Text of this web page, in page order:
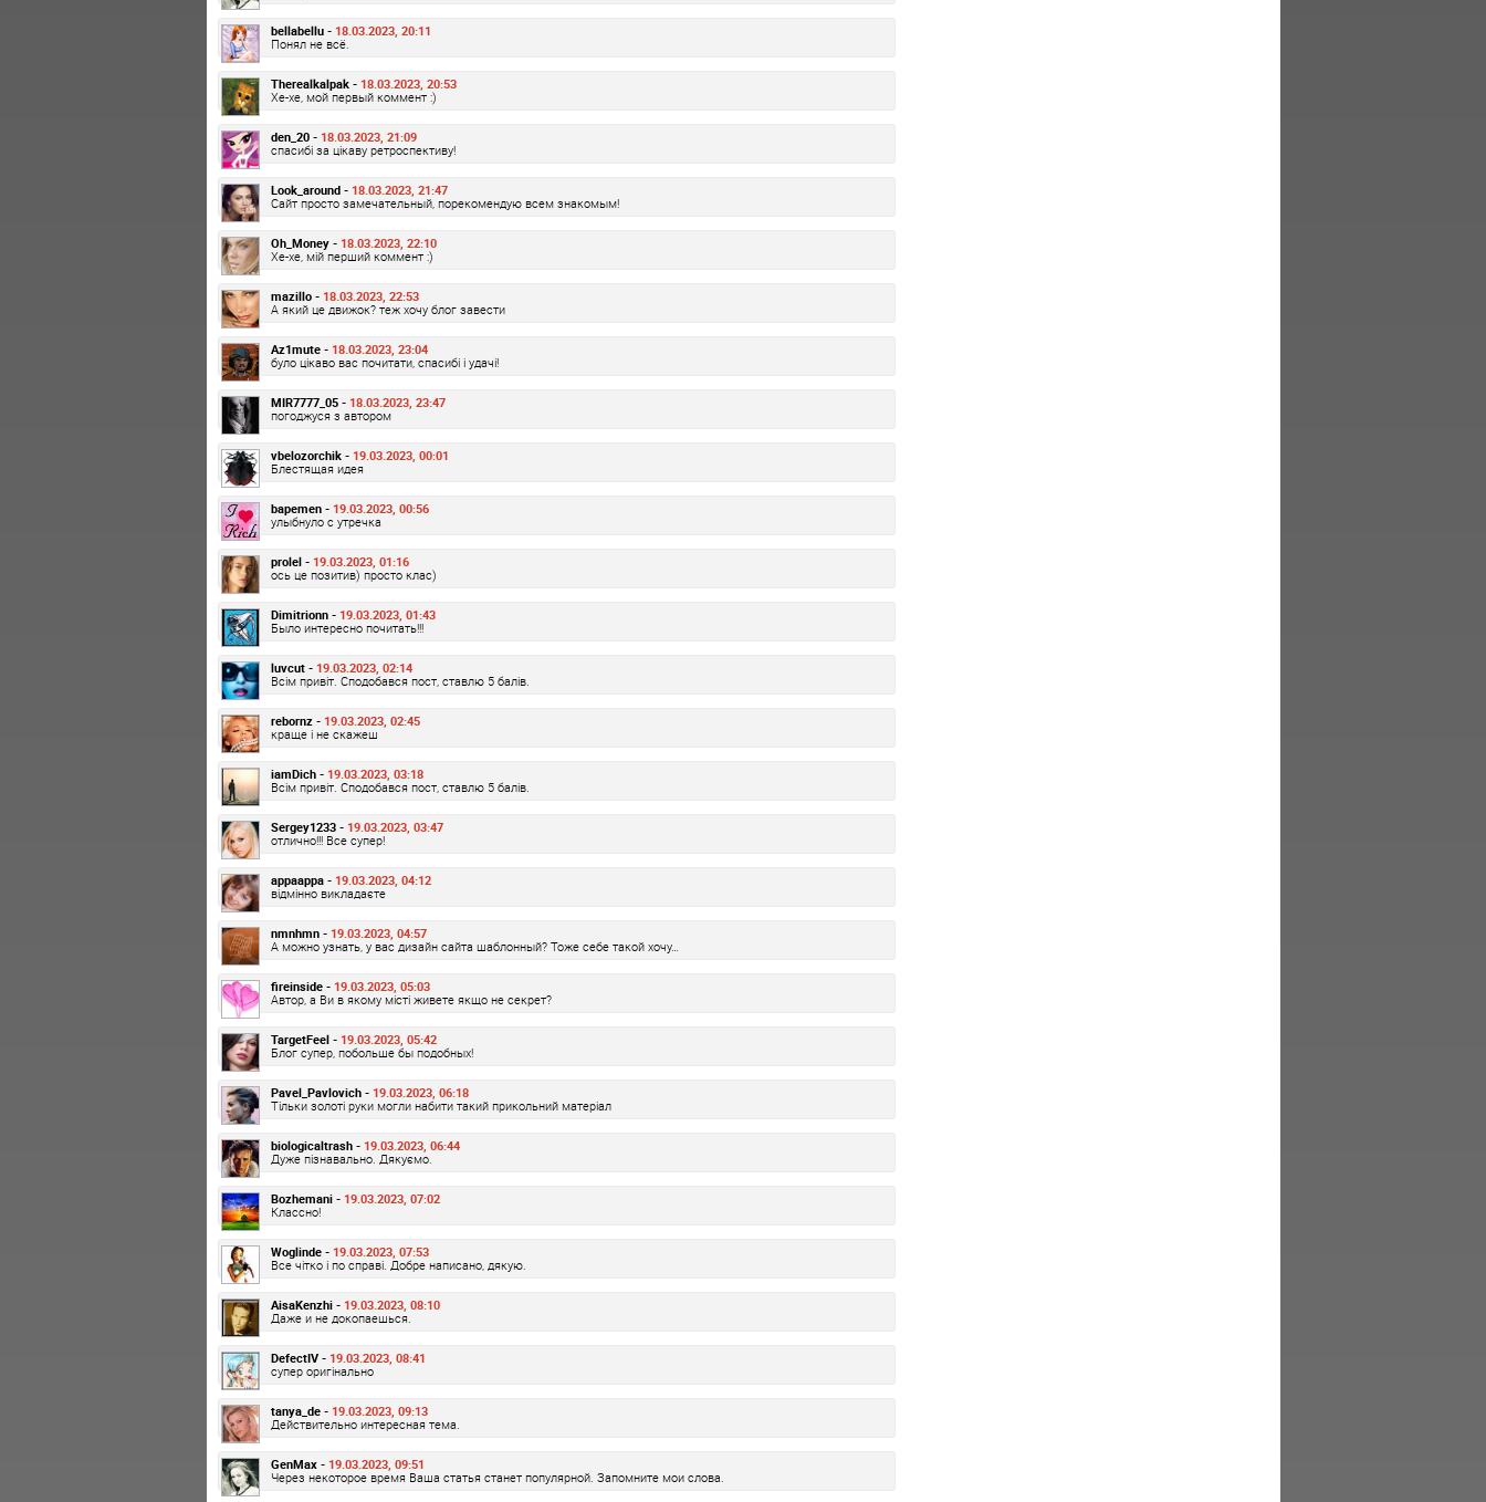
bellabellu - 18.03.2023, 20:11
Понял не всё.
Therealkalpak - 18.03.2023, 20:53
Хе-хе, мой первый коммент :)
den_20 - 18.03.2023, 21:09
спасибі за цікаву ретроспективу!
Look_around - 18.03.2023, 21:47
Сайт просто замечательный, порекомендую всем знакомым!
Oh_Money - 18.03.2023, 22:10
Хе-хе, мій перший коммент :)
mazillo - 18.03.2023, 22:53
А який це движок? теж хочу блог завести
Az1mute - 18.03.2023, 23:04
було цікаво вас почитати, спасибі і удачі!
MIR7777_05 - 18.03.2023, 23:47
погоджуся з автором
vbelozorchik - 19.03.2023, 00:01
Блестящая идея
bapemen - 19.03.2023, 00:56
улыбнуло с утречка
prolel - 19.03.2023, 01:16
ось це позитив) просто клас)
Dimitrionn - 19.03.2023, 01:43
Было интересно почитать!!!
luvcut - 19.03.2023, 02:14
Всім привіт. Сподобався пост, ставлю 5 балів.
rebornz - 19.03.2023, 02:45
краще і не скажеш
iamDich - 19.03.2023, 03:18
Всім привіт. Сподобався пост, ставлю 5 балів.
Sergey1233 - 19.03.2023, 03:47
отлично!!! Все супер!
appaappa - 19.03.2023, 04:12
відмінно викладаєте
nmnhmn - 19.03.2023, 04:57
А можно узнать, у вас дизайн сайта шаблонный? Тоже себе такой хочу…
fireinside - 19.03.2023, 05:03
Автор, а Ви в якому місті живете якщо не секрет?
TargetFeel - 19.03.2023, 05:42
Блог супер, побольше бы подобных!
Pavel_Pavlovich - 19.03.2023, 06:18
Тільки золоті руки могли набити такий прикольний матеріал
biologicaltrash - 19.03.2023, 06:44
Дуже пізнавально. Дякуємо.
Bozhemani - 19.03.2023, 07:02
Классно!
Woglinde - 19.03.2023, 07:53
Все чітко і по справі. Добре написано, дякую.
AisaKenzhi - 19.03.2023, 08:10
Даже и не докопаешься.
DefectIV - 19.03.2023, 08:41
супер оригінально
tanya_de - 19.03.2023, 09:13
Действительно интересная тема.
GenMax - 19.03.2023, 09:51
Через некоторое время Ваша статья станет популярной. Запомните мои слова.